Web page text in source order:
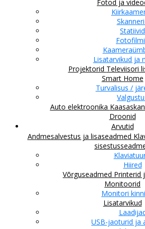
Fotod ja
Statiivid
Lisatarvikud ja
Projektorid Televiisori
Smart Home
Turvalisus /
Auto elektroonika
Droonid
Arvutid
Andmesalvestus ja lisaseadmed
Hiired
Võrguseadmed Printerid
Monitoorid
Monitori
Lisatarvikud
USB-jaoturid ja